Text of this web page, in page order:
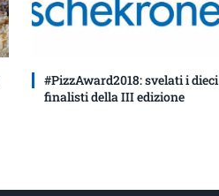
#PizzAward2018: svelati i dieci
finalisti della III edizione